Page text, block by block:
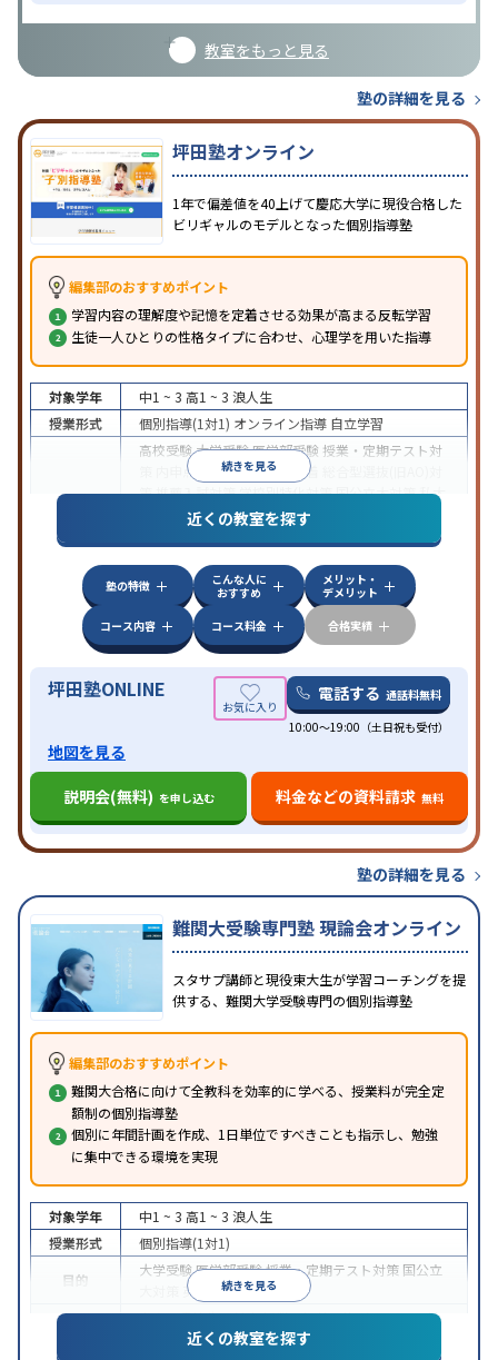
教室をもっと見る
塾の詳細を見る
坪田塾オンライン
1年で偏差値を40上げて慶応大学に現役合格した
ビリギャルのモデルとなった個別指導塾
編集部のおすすめポイント
学習内容の理解度や記憶を定着させる効果が高まる反転学習
生徒一人ひとりの性格タイプに合わせ、心理学を用いた指導
続きを見る
対象学年 中1 ~ 3 高1 ~ 3 浪人生
授業形式
個別指導(1対1) オンライン指導 自立学習
高校受験大学受験医学部受験 授業・定期テスト対
内申点対策学習習慣の定着
策推薦入試対策学校別特化対策国公立大対策私大
共通テスト対策英検(英語検定)対策
その
特徴
中高一貫校生に対応授業の振替可能 不登校生に対
学習にPC・タブレットを利用オンライン対応
科目から受講可能季節講習のみの受講可発達障害
の子どもに対応
近くの教室を探す
塾の特徴
こんな人に
おすすめ
メリット・
デメリット
コース内容
コース料金 合格実績
坪田塾ONLINE 電話する 通話料無料
10:00～19:00（土日祝も受付）
地図を見る
説明会(無料) を申し込む 料金などの資料請求 無料
塾の詳細を見る
難関大受験専門塾 現論会オンライン
スタサプ講師と現役東大生が学習コーチングを提
供する、難関大学受験専門の個別指導塾
編集部のおすすめポイント
難関大合格に向けて全教科を効率的に学べる、授業料が完全定
額制の個別指導塾
個別に年間計画を作成、1日単位ですべきことも指示し、勉強
に集中できる環境を実現
続きを見る
対象学年 中1 ~ 3 高1 ~ 3 浪人生
授業形式
個別指導(1対1)
目的
大学受験医学部受験授業・定期テスト対策 国公立
英検(英語検定)対策
中高一貫校生に対応授業の振替可能オンライン対
自習室あり
近くの教室を探す